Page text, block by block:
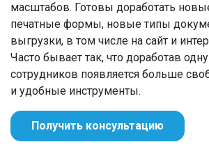
масштабов. Готовы доработать
печатные формы, новые типы
выгрузки, в том числе на сайт и
Часто бывает так, что доработав
сотрудников появляется больше
и удобные инструменты.
Получить консультацию